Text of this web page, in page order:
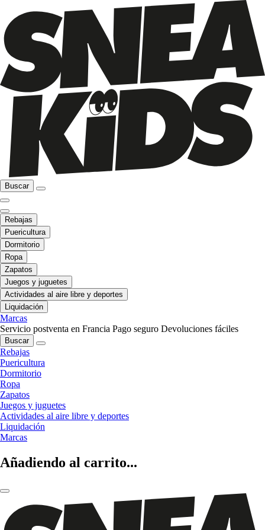
Buscar
Rebajas
Puericultura
Dormitorio
Ropa
Zapatos
Juegos y juguetes
Actividades al aire libre y deportes
Liquidación
Marcas
Servicio postventa en Francia Pago seguro Devoluciones fáciles
Buscar
Rebajas
Puericultura
Dormitorio
Ropa
Zapatos
Juegos y juguetes
Actividades al aire libre y deportes
Liquidación
Marcas
Añadiendo al carrito...